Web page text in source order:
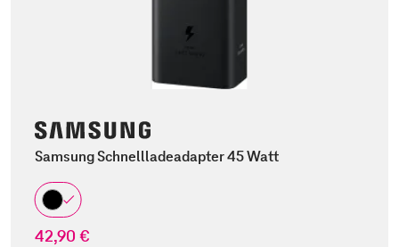
Samsung Schnellladeadapter 45 Watt
42,90 €